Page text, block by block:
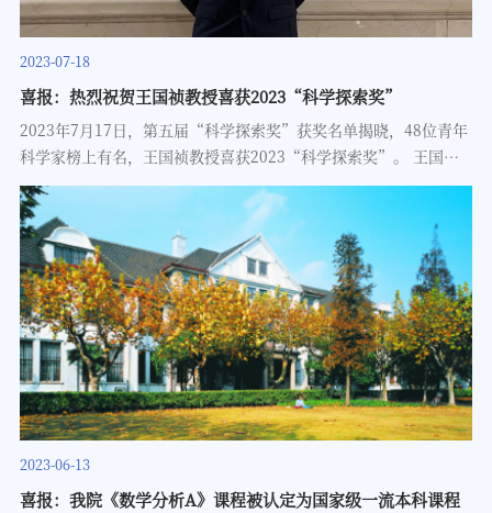
2023-07-18
喜报：热烈祝贺王国祯教授喜获2023“科学探索奖”
2023年7月17日，第五届“科学探索奖”获奖名单揭晓，48位青年
科学家榜上有名，王国祯教授喜获2023“科学探索奖”。 王国祯
与合作者发展了计算球面稳定同伦群的实射影空间方法，计算了球
面的第60和61个稳定同伦群。证明了61维球面上的微分结构是唯一
的，这是光滑Poincaré猜想在奇数维的最后一个情形。他们建立了
motivic同伦范畴中的周t-结构，并且给出其核心的结构。引入了计
算稳定同伦群的motivic形变方法，并且计算了球面的前90个稳定
同伦群。这是在稳定同伦论领域的重大突破。 王国祯与合作者发展
了利用相对Hochschild同调研究拓扑循环同调的方法，建立了计
算局部域上局部完全交的下降谱序列，计算了局部域的拓扑循环同
调的结构。这是对局部域上代数簇的拓扑循环同调和代数K理论研
究方面的重要进展。 研究成果在同伦论领域做出贡献，未来计划在
球面的微分结构分类及同伦群的计算，等变同伦论及拓扑循环同调
的研究等方向进行探索。 “科学探索奖”是由腾讯基金会出资支
持、科学家主导的公益性奖项，是目前国内金额最高的青年科技人
2023-06-13
喜报：我院《数学分析A》课程被认定为国家级一流本科课程